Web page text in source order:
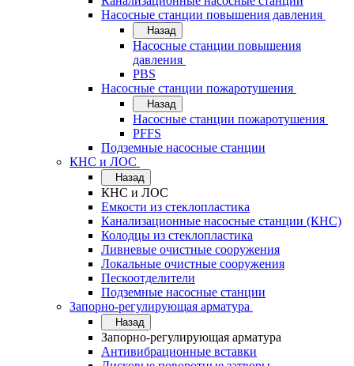
Насосные станции повышения давления
Назад
Насосные станции повышения
давления
PBS
Насосные станции пожаротушения
Назад
Насосные станции пожаротушения
PFFS
Подземные насосные станции
КНС и ЛОС
Назад
КНС и ЛОС
Емкости из стеклопластика
Канализационные насосные станции (КНС)
Колодцы из стеклопластика
Ливневые очистные сооружения
Локальные очистные сооружения
Пескоотделители
Подземные насосные станции
Запорно-регулирующая арматура
Назад
Запорно-регулирующая арматура
Антивибрационные вставки